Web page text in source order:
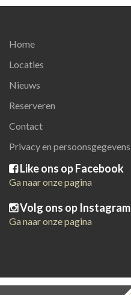
Home
Locaties
Nieuws
Reserveren
Contact
Privacy en persoonsgegevens
Like ons op Facebook
Ga naar onze pagina
Volg ons op Instagram
Ga naar onze pagina